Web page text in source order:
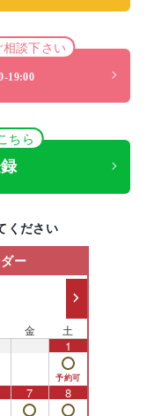
談下さい
19:00
ちら
ください
ー
金 土
1
7 8